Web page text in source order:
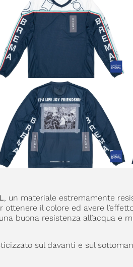
, un materiale estremamente
il colore ed avere
buona resistenza all’acqua e
sul davanti e sul